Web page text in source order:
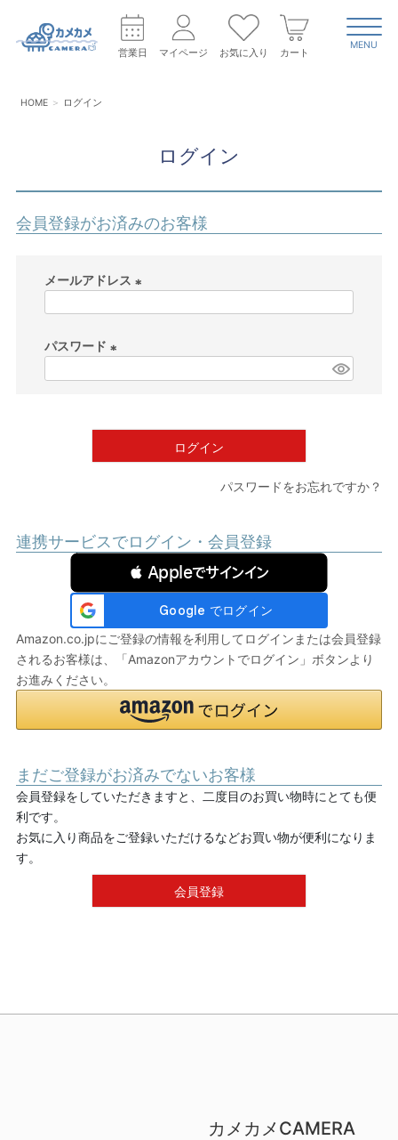
営業日 マイページ お気に入り カート
MENU
HOME ログイン
ログイン
会員登録がお済みのお客様
メールアドレス
パスワード
)
ログイン
パスワードをお忘れですか？
連携サービスでログイン・会員登録
 Appleでサインイン
Amazon.co.jpにご登録の情報を利用してログインまたは会員登録
されるお客様は、「Amazonアカウントでログイン」ボタンより
お進みください。
まだご登録がお済みでないお客様
会員登録をしていただきますと、二度目のお買い物時にとても便
利です。
お気に入り商品をご登録いただけるなどお買い物が便利になりま
す。
会員登録
カメカメCAMERA